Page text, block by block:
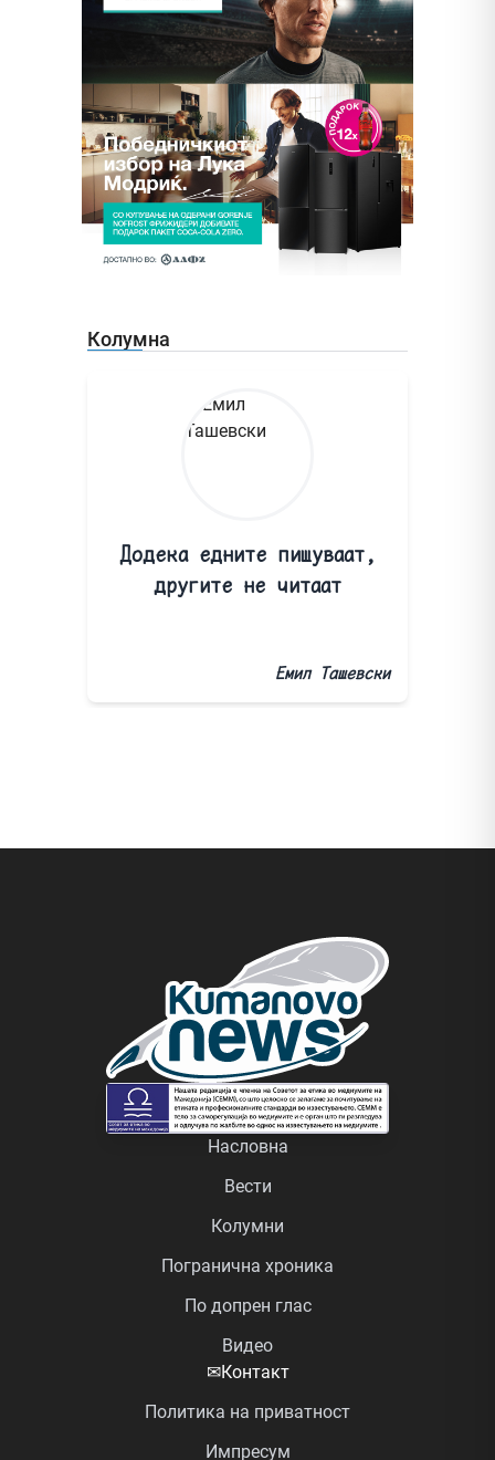
Колумна
Додека едните пишуваат,
другите не читаат
Емил Ташевски
Насловна
Вести
Колумни
Погранична хроника
По допрен глас
Видео
✉Контакт
Политика на приватност
Импресум